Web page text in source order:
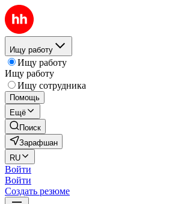
Ищу работу
Ищу работу
Ищу работу
Ищу сотрудника
Помощь
Ещё
Поиск
Зарафшан
RU
Войти
Войти
Создать резюме